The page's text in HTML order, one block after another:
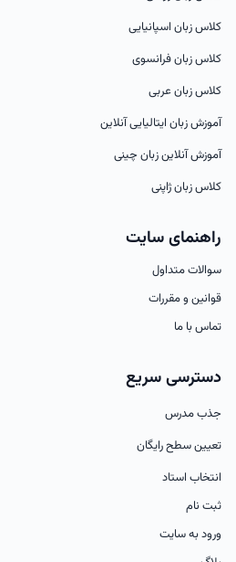
کلاس زبان اسپانیایی
کلاس زبان فرانسوی
کلاس زبان عربی
آموزش زبان ایتالیایی آنلاین
آموزش آنلاین زبان چینی
کلاس زبان ژاپنی
راهنمای سایت
سوالات متداول
قوانین و مقررات
تماس با ما
دسترسی سریع
جذب مدرس
تعیین سطح رایگان
انتخاب استاد
ثبت نام
ورود به سایت